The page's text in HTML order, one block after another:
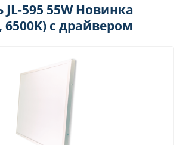
595 55W Новинка
с драйвером